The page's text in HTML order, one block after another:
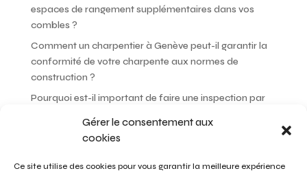
Gérer le consentement aux
cookies
Ce site utilise des cookies pour vous garantir la meilleure expérience
espaces de rangement supplémentaires dans vos
combles ?
Comment un charpentier à Genève peut-il garantir la
conformité de votre charpente aux normes de
construction ?
Pourquoi est-il important de faire une inspection par
Comment un charpentier à Genève peut-il choisir les